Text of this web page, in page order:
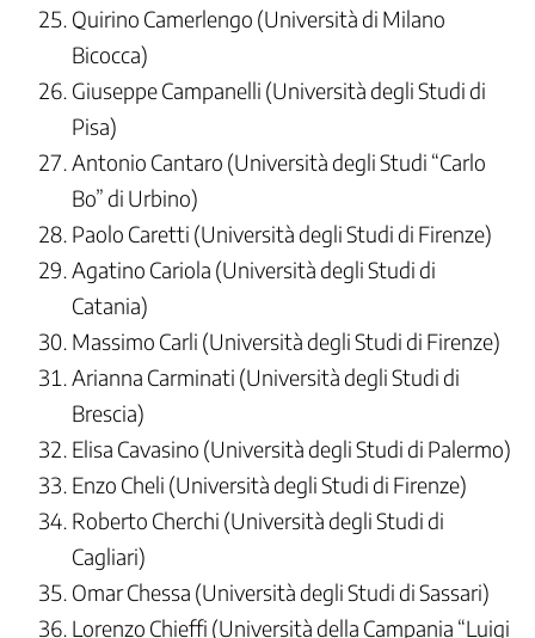
Quirino Camerlengo (Università di Milano
Bicocca)
Giuseppe Campanelli (Università degli Studi di
Pisa)
Antonio Cantaro (Università degli Studi “Carlo
Bo” di Urbino)
Paolo Caretti (Università degli Studi di Firenze)
Agatino Cariola (Università degli Studi di
Catania)
Massimo Carli (Università degli Studi di Firenze)
Arianna Carminati (Università degli Studi di
Brescia)
Elisa Cavasino (Università degli Studi di Palermo)
Enzo Cheli (Università degli Studi di Firenze)
Roberto Cherchi (Università degli Studi di
Cagliari)
Omar Chessa (Università degli Studi di Sassari)
Lorenzo Chieffi (Università della Campania “Luigi